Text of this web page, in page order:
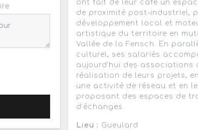
ont fait de leur café un
de proximité post-industriel,
développement local et
artistique du territoire en
Vallée de la Fensch. En
culturel, ses salariés
aujourd’hui des associations
réalisation de leurs projets,
une activité de réseau et en
proposant des espaces de
d’échanges.
Lieu : Gueulard